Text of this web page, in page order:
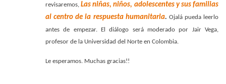
revisaremos,Las niñas, niños, adolescentes y sus familias
al centro de la respuesta humanitaria. Ojalá pueda leerlo
antes de empezar. El diálogo será moderado por Jair Vega,
profesor de la Universidad del Norte en Colombia.
Le esperamos. Muchas gracias!!